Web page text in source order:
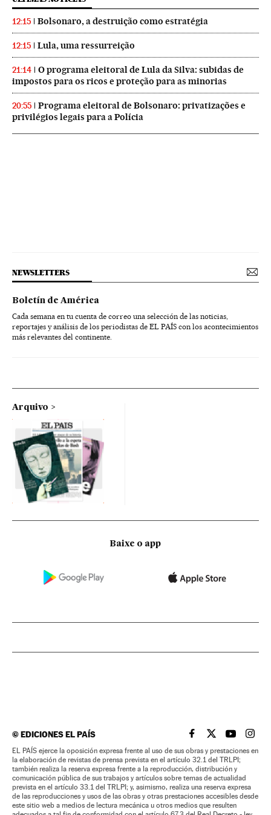
12:15 Bolsonaro, a destruição como estratégia
12:15 Lula, uma ressurreição
21:14
O programa eleitoral de Lula da Silva: subidas de
impostos para os ricos e proteção para as minorias
20:55
Programa eleitoral de Bolsonaro: privatizações e
privilégios legais para a Polícia
NEWSLETTERS
Boletín de América
Cada semana en tu cuenta de correo una selección de las noticias,
reportajes y análisis de los periodistas de EL PAÍS con los acontecimientos
más relevantes del continente.
Arquivo
Baixe o app
©EDICIONES EL PAÍS EL PAÍS BRASIL EN
EL PAÍSEL PAÍS
EL
EL PAÍS ejerce la oposición expresa frente al uso de sus obras y prestaciones en
la elaboración de revistas de prensa prevista en el artículo 32.1 del TRLPI;
también realiza la reserva expresa frente a la reproducción, distribución y
comunicación pública de sus trabajos y artículos sobre temas de actualidad
prevista en el artículo 33.1 del TRLPI; y, asimismo, realiza una reserva expresa
de las reproducciones y usos de las obras y otras prestaciones accesibles desde
este sitio web a medios de lectura mecánica u otros medios que resulten